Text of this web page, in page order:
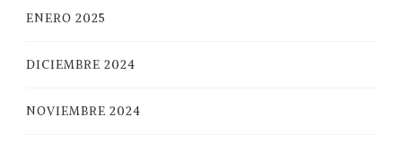
ENERO 2025
DICIEMBRE 2024
NOVIEMBRE 2024